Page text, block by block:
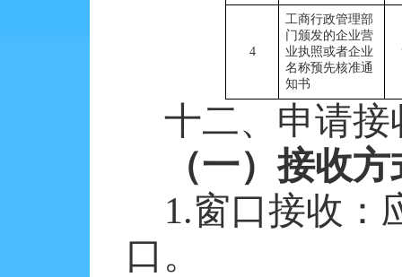
4
工商行政管理部
门颁发的企业营
业执照或者企业
名称预先核准通
知书
十二、申请接
（一）接收方
1.窗口接收：
口。